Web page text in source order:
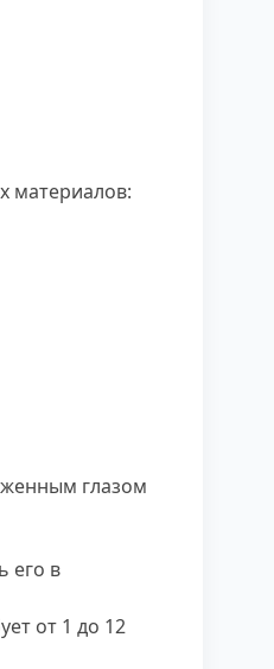
материалов:
глазом
его в
от 1 до 12